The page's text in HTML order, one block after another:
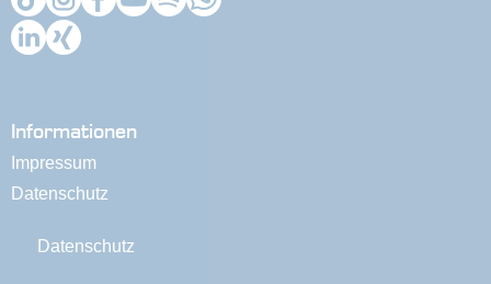
Informationen
Impressum
Datenschutz
Datenschutz